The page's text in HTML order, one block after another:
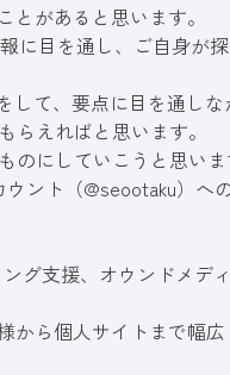
があると思います。
に目を通し、ご自身が
して、要点に目を通し
えればと思います。
のにしていこうと思い
ウント（@seootaku）へ
グ支援、オウンドメデ
から個人サイトまで幅